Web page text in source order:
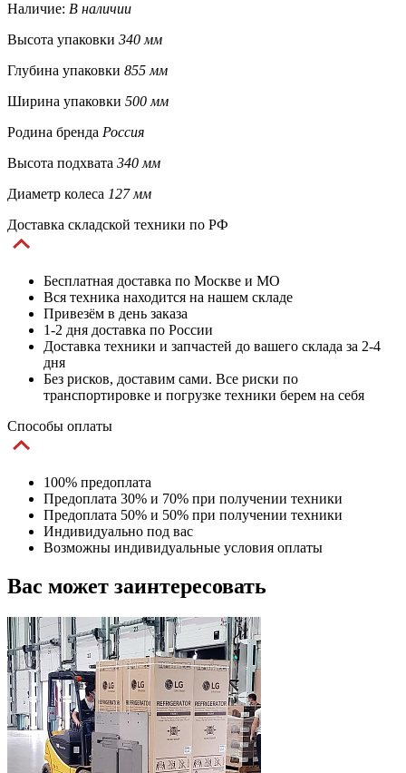
Наличие: В наличии
Высота упаковки 340 мм
Глубина упаковки 855 мм
Ширина упаковки 500 мм
Родина бренда Россия
Высота подхвата 340 мм
Диаметр колеса 127 мм
Доставка складской техники по РФ
Бесплатная доставка по Москве и МО
Вся техника находится на нашем складе
Привезём в день заказа
1-2 дня доставка по России
Доставка техники и запчастей до вашего склада за 2-4
дня
Без рисков, доставим сами. Все риски по
транспортировке и погрузке техники берем на себя
Способы оплаты
100% предоплата
Предоплата 30% и 70% при получении техники
Предоплата 50% и 50% при получении техники
Индивидуально под вас
Возможны индивидуальные условия оплаты
Вас может заинтересовать